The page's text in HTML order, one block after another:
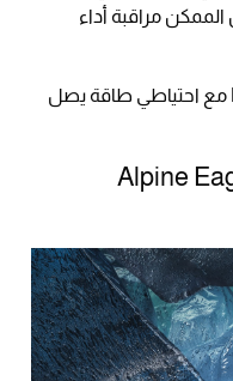
مراقبة أداء
تحتضن الساعة آلية حركة عيار L952.4 مع احتياطي طاقة يصل
Alpine